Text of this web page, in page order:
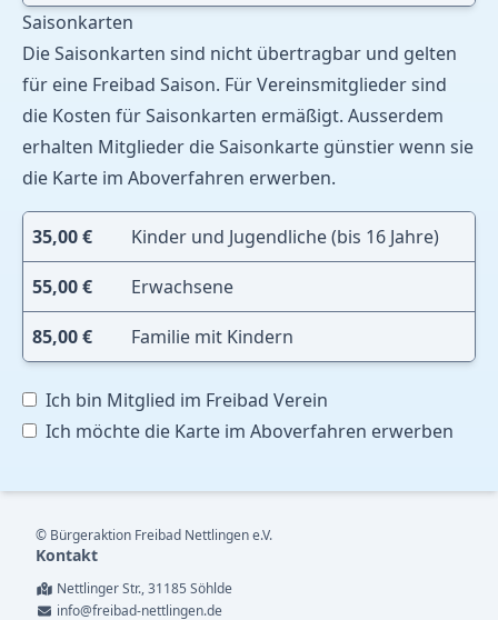
Saisonkarten
Die Saisonkarten sind nicht übertragbar und gelten
für eine Freibad Saison. FürVereinsmitgliedersind
die Kosten für Saisonkarten ermäßigt. Ausserdem
erhalten Mitglieder die Saisonkarte günstier wenn sie
die Karte im Aboverfahren erwerben.
35,00€ Kinder und Jugendliche (bis 16 Jahre)
55,00€ Erwachsene
85,00€ Familie mit Kindern
Ich bin Mitglied im Freibad Verein
Ich möchte die Karte im Aboverfahren erwerben
© Bürgeraktion Freibad Nettlingen e.V.
Kontakt
Nettlinger Str., 31185 Söhlde
info@freibad-nettlingen.de